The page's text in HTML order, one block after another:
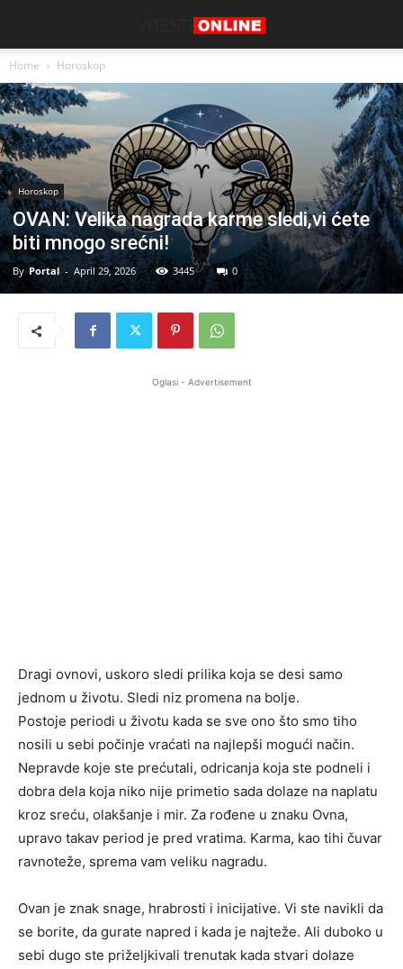
Home Horoskop
Horoskop
OVAN: Velika nagrada karme sledi,vi ćete
biti mnogo srećni!
By Portal - April 29, 2026 3445 0
Oglasi - Advertisement
Dragi ovnovi, uskoro sledi prilika koja se desi samo
jednom u životu. Sledi niz promena na bolje.
Postoje periodi u životu kada se sve ono što smo tiho
nosili u sebi počinje vraćati na najlepši mogući način.
Nepravde koje ste prećutali, odricanja koja ste podneli i
dobra dela koja niko nije primetio sada dolaze na naplatu
kroz sreću, olakšanje i mir. Za rođene u znaku Ovna,
upravo takav period je pred vratima. Karma, kao tihi čuvar
ravnoteže, sprema vam veliku nagradu.
Ovan je znak snage, hrabrosti i inicijative. Vi ste navikli da
se borite, da gurate napred i kada je najteže. Ali duboko u
sebi dugo ste priželjkivali trenutak kada stvari dolaze